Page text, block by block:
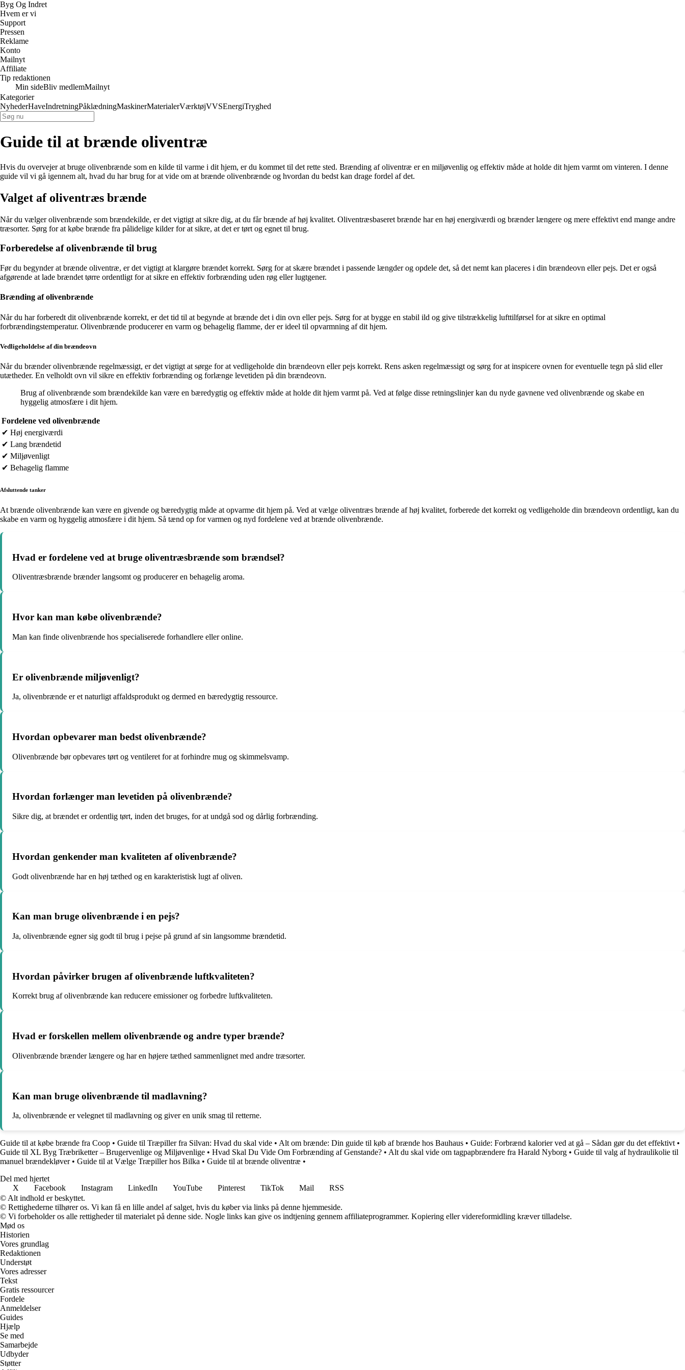
Byg Og Indret
Hvem er vi
Support
Pressen
Reklame
Konto
Mailnyt
Affiliate
Tip redaktionen
Min sideBliv medlemMailnyt
Kategorier
NyhederHaveIndretningPåklædningMaskinerMaterialerVærktøjVVSEnergiTryghed
Guide til at brænde oliventræ
Hvis du overvejer at bruge olivenbrænde som en kilde til varme i dit hjem, er du kommet til det rette sted. Brænding af oliventræ er en miljøvenlig og effektiv måde at holde dit hjem varmt om vinteren. I denne
guide vil vi gå igennem alt, hvad du har brug for at vide om at brænde olivenbrænde og hvordan du bedst kan drage fordel af det.
Valget af oliventræs brænde
Når du vælger olivenbrænde som brændekilde, er det vigtigt at sikre dig, at du får brænde af høj kvalitet. Oliventræsbaseret brænde har en høj energiværdi og brænder længere og mere effektivt end mange andre
træsorter. Sørg for at købe brænde fra pålidelige kilder for at sikre, at det er tørt og egnet til brug.
Forberedelse af olivenbrænde til brug
Før du begynder at brænde oliventræ, er det vigtigt at klargøre brændet korrekt. Sørg for at skære brændet i passende længder og opdele det, så det nemt kan placeres i din brændeovn eller pejs. Det er også
afgørende at lade brændet tørre ordentligt for at sikre en effektiv forbrænding uden røg eller lugtgener.
Brænding af olivenbrænde
Når du har forberedt dit olivenbrænde korrekt, er det tid til at begynde at brænde det i din ovn eller pejs. Sørg for at bygge en stabil ild og give tilstrækkelig lufttilførsel for at sikre en optimal
forbrændingstemperatur. Olivenbrænde producerer en varm og behagelig flamme, der er ideel til opvarmning af dit hjem.
Vedligeholdelse af din brændeovn
Når du brænder olivenbrænde regelmæssigt, er det vigtigt at sørge for at vedligeholde din brændeovn eller pejs korrekt. Rens asken regelmæssigt og sørg for at inspicere ovnen for eventuelle tegn på slid eller
utætheder. En velholdt ovn vil sikre en effektiv forbrænding og forlænge levetiden på din brændeovn.
Brug af olivenbrænde som brændekilde kan være en bæredygtig og effektiv måde at holde dit hjem varmt på. Ved at følge disse retningslinjer kan du nyde gavnene ved olivenbrænde og skabe en
hyggelig atmosfære i dit hjem.
Fordelene ved olivenbrænde
✔ Høj energiværdi
✔ Lang brændetid
✔ Miljøvenligt
✔ Behagelig flamme
Afsluttende tanker
At brænde olivenbrænde kan være en givende og bæredygtig måde at opvarme dit hjem på. Ved at vælge oliventræs brænde af høj kvalitet, forberede det korrekt og vedligeholde din brændeovn ordentligt, kan du
skabe en varm og hyggelig atmosfære i dit hjem. Så tænd op for varmen og nyd fordelene ved at brænde olivenbrænde.
Hvad er fordelene ved at bruge oliventræsbrænde som brændsel?
Oliventræsbrænde brænder langsomt og producerer en behagelig aroma.
Hvor kan man købe olivenbrænde?
Man kan finde olivenbrænde hos specialiserede forhandlere eller online.
Er olivenbrænde miljøvenligt?
Ja, olivenbrænde er et naturligt affaldsprodukt og dermed en bæredygtig ressource.
Hvordan opbevarer man bedst olivenbrænde?
Olivenbrænde bør opbevares tørt og ventileret for at forhindre mug og skimmelsvamp.
Hvordan forlænger man levetiden på olivenbrænde?
Sikre dig, at brændet er ordentlig tørt, inden det bruges, for at undgå sod og dårlig forbrænding.
Hvordan genkender man kvaliteten af olivenbrænde?
Godt olivenbrænde har en høj tæthed og en karakteristisk lugt af oliven.
Kan man bruge olivenbrænde i en pejs?
Ja, olivenbrænde egner sig godt til brug i pejse på grund af sin langsomme brændetid.
Hvordan påvirker brugen af olivenbrænde luftkvaliteten?
Korrekt brug af olivenbrænde kan reducere emissioner og forbedre luftkvaliteten.
Hvad er forskellen mellem olivenbrænde og andre typer brænde?
Olivenbrænde brænder længere og har en højere tæthed sammenlignet med andre træsorter.
Kan man bruge olivenbrænde til madlavning?
Ja, olivenbrænde er velegnet til madlavning og giver en unik smag til retterne.
Guide til at købe brænde fra Coop • Guide til Træpiller fra Silvan: Hvad du skal vide • Alt om brænde: Din guide til køb af brænde hos Bauhaus • Guide: Forbrænd kalorier ved at gå – Sådan gør du det effektivt •
Guide til XL Byg Træbriketter – Brugervenlige og Miljøvenlige • Hvad Skal Du Vide Om Forbrænding af Genstande? • Alt du skal vide om tagpapbrændere fra Harald Nyborg • Guide til valg af hydraulikolie til
manuel brændekløver• Guide til at Vælge Træpiller hos Bilka • Guide til at brænde oliventræ •
Del med hjertet
X
Facebook Instagram LinkedIn YouTube Pinterest TikTok Mail
RSS
© Alt indhold er beskyttet.
© Rettighederne tilhører os. Vi kan få en lille andel af salget, hvis du køber via links på denne hjemmeside.
© Vi forbeholder os alle rettigheder til materialet på denne side. Nogle links kan give os indtjening gennem affiliateprogrammer. Kopiering eller videreformidling kræver tilladelse.
Mød os
Historien
Vores grundlag
Redaktionen
Understøt
Vores adresser
Tekst
Gratis ressourcer
Fordele
Anmeldelser
Guides
Hjælp
Se med
Samarbejde
Udbyder
Støtter